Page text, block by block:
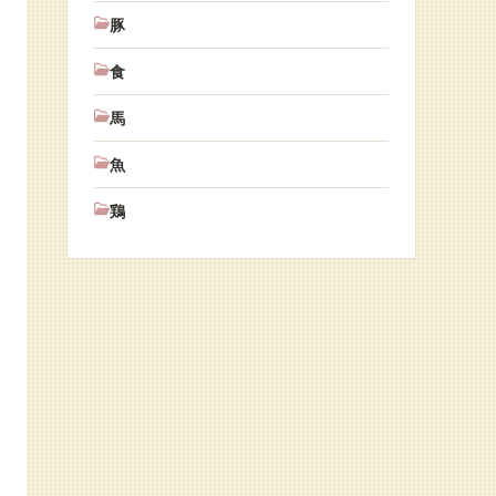
豚
食
馬
魚
鶏